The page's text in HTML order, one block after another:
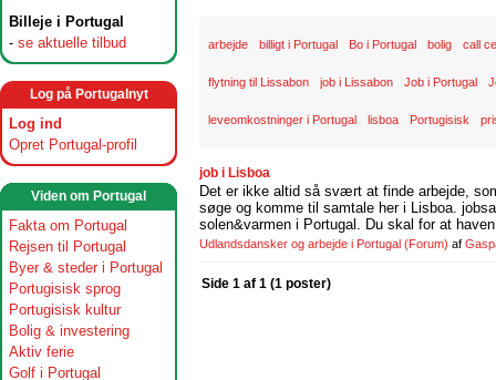
Billeje i Portugal
- se aktuelle tilbud
Log på Portugalnyt
Log ind
Opret Portugal-profil
Viden om Portugal
Fakta om Portugal
Rejsen til Portugal
Byer & steder i Portugal
Portugisisk sprog
Portugisisk kultur
Bolig & investering
Aktiv ferie
Golf i Portugal
arbejde billigt i Portugal Bo i Portugal bolig call
flytning til Lissabon job i Lissabon Job i Portugal
leveomkostninger i Portugal lisboa Portugisisk
job i Lisboa
Det er ikke altid så svært at finde arbejde,
søge og komme til samtale her i Lisboa.
solen&varmen i Portugal. Du skal for at
Udlandsdansker og arbejde i Portugal (Forum) af
Side 1 af 1 (1 poster)